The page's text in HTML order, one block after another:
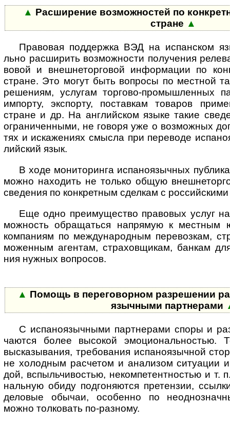
▲ Расширение возможностей по
стране ▲
Правовая поддержка ВЭД на испанском
льно рас­ши­рить воз­мож­но­сти полу­че­ния
во­вой и внеш­не­тор­го­вой инфор­ма­ции по
стране. Это могут быть воп­росы по мест­ной
реше­ниям, услу­гам тор­го­во-­про­мыш­лен­ных
импо­рту, экспо­рту, постав­кам това­ров
стране и др. На англий­ском языке такие
огра­ничен­ными, не говоря уже о возмож­ных
тях и иска­же­ниях смы­сла при пере­воде
лий­ский язык.
В ходе мониторинга испаноязычных
мо­жно нахо­дить не только общую
све­де­ния по конк­рет­ным сдел­кам с
Еще одно преимущество правовых услуг
мож­ность обра­ща­ться напря­мую к мест­ным
ком­па­ниям по между­на­род­ным пере­воз­кам,
мо­жен­ным аген­там, стра­хов­щи­кам, бан­кам
ния нуж­ных воп­росов.
▲ Помощь в переговорном разрешении
языч­ными парт­нерами
С испаноязычными партнерами споры и
ча­ются более высо­кой эмо­ци­о­наль­нос­тью.
выска­зы­ва­ния, тре­бо­ва­ния испа­но­языч­ной
не холод­ным рас­че­том и ана­ли­зом ситу­а­ции
дой, вспыль­чи­во­стью, неком­пе­тент­нос­тью и
наль­ную обиду под­го­ня­ются пре­тен­зии,
дело­вые обы­чаи, осо­бенно по
можно тол­ко­вать по-разному.